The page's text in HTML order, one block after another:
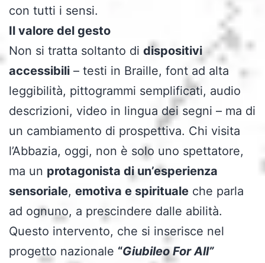
con tutti i sensi.
Il valore del gesto
Non si tratta soltanto di dispositivi
accessibili – testi in Braille, font ad alta
leggibilità, pittogrammi semplificati, audio
descrizioni, video in lingua dei segni – ma di
un cambiamento di prospettiva. Chi visita
l’Abbazia, oggi, non è solo uno spettatore,
ma un protagonista di un’esperienza
sensoriale, emotiva e spirituale che parla
ad ognuno, a prescindere dalle abilità.
Questo intervento, che si inserisce nel
progetto nazionale “Giubileo For All”